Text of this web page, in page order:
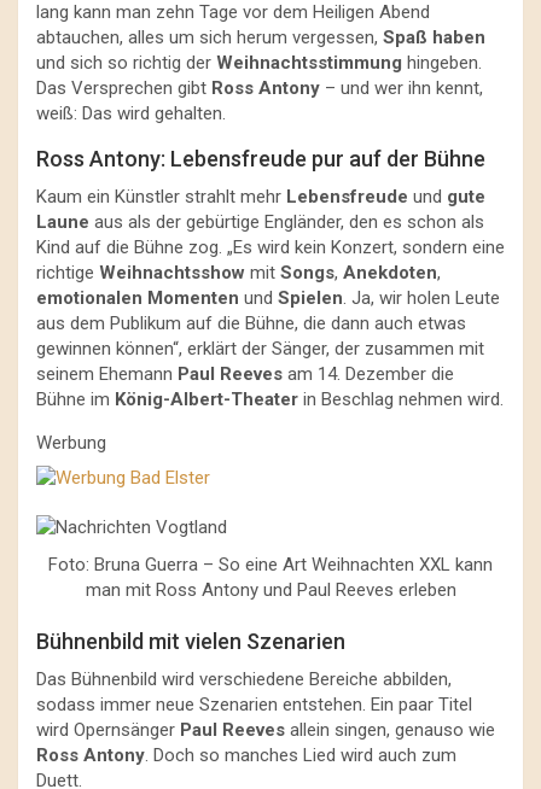
lang kann man zehn Tage vor dem Heiligen Abend
abtauchen, alles um sich herum vergessen, Spaß haben
und sich so richtig der Weihnachtsstimmung hingeben.
Das Versprechen gibt Ross Antony – und wer ihn kennt,
weiß: Das wird gehalten.
Ross Antony: Lebensfreude pur auf der Bühne
Kaum ein Künstler strahlt mehr Lebensfreude und gute
Laune aus als der gebürtige Engländer, den es schon als
Kind auf die Bühne zog. „Es wird kein Konzert, sondern eine
richtige Weihnachtsshow mit Songs, Anekdoten,
emotionalen Momenten und Spielen. Ja, wir holen Leute
aus dem Publikum auf die Bühne, die dann auch etwas
gewinnen können“, erklärt der Sänger, der zusammen mit
seinem Ehemann Paul Reeves am 14. Dezember die
Bühne im König-Albert-Theater in Beschlag nehmen wird.
Werbung
Foto: Bruna Guerra – So eine Art Weihnachten XXL kann
man mit Ross Antony und Paul Reeves erleben
Bühnenbild mit vielen Szenarien
Das Bühnenbild wird verschiedene Bereiche abbilden,
sodass immer neue Szenarien entstehen. Ein paar Titel
wird Opernsänger Paul Reeves allein singen, genauso wie
Ross Antony. Doch so manches Lied wird auch zum
Duett.